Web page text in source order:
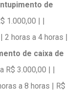
de
1.000,00 | |
| 2 horas a 4 horas |
de caixa de
R$ 3.000,00 | |
a 8 horas | R$